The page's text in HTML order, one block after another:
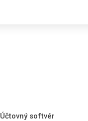
Účtovný softvér